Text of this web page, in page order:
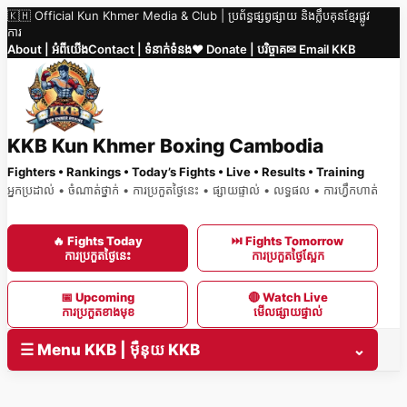
Skip
to
content
🇰🇭 Official Kun Khmer Media & Club | ប្រព័ន្ធផ្សព្វផ្សាយ និងក្លឹបគុនខ្មែរផ្លូវ
ការ
About | អំពីយើងContact | ទំនាក់ទំនង❤️ Donate | បរិច្ចាគ✉ Email KKB
KKB Kun Khmer Boxing Cambodia
Fighters • Rankings • Today’s Fights • Live • Results • Training
អ្នកប្រដាល់ • ចំណាត់ថ្នាក់ • ការប្រកួតថ្ងៃនេះ • ផ្សាយផ្ទាល់ • លទ្ធផល • ការហ្វឹកហាត់
🔥 Fights Today
ការប្រកួតថ្ងៃនេះ
⏭ Fights Tomorrow
ការប្រកួតថ្ងៃស្អែក
📅 Upcoming
ការប្រកួតខាងមុខ
🔴 Watch Live
មើលផ្សាយផ្ទាល់
☰ Menu KKB | ម៉ឺនុយ KKB ⌄